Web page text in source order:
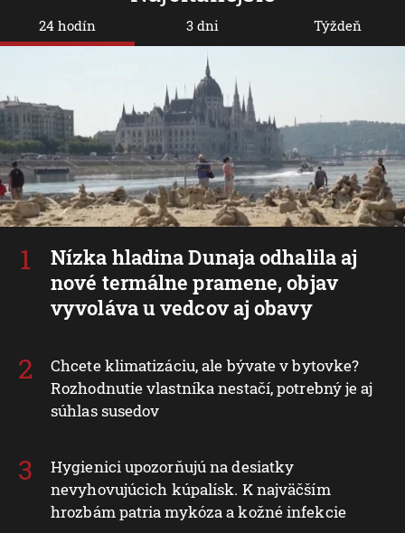
24 hodín
Nízka hladina Dunaja odhalila aj
nové termálne pramene, objav
vyvoláva u vedcov aj obavy
Chcete klimatizáciu, ale bývate v bytovke?
Rozhodnutie vlastníka nestačí, potrebný je aj
súhlas susedov
Hygienici upozorňujú na desiatky
nevyhovujúcich kúpalísk. K najväčším
hrozbám patria mykóza a kožné infekcie
3 dni Týždeň